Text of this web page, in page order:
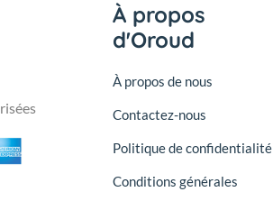
À propos
d'Oroud
À propos de nous
Contactez-nous
Politique de confidentialité
Conditions générales